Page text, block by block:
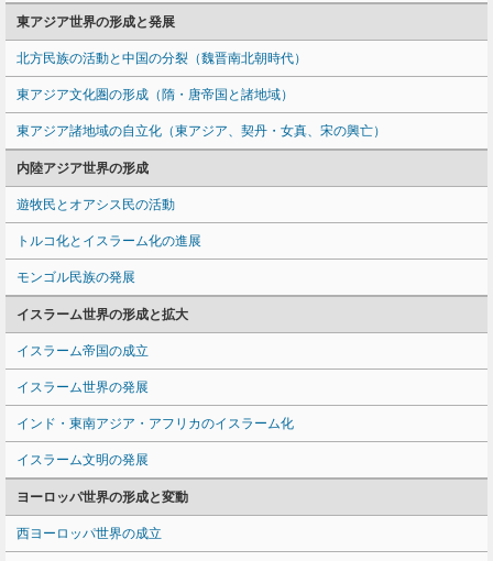
東アジア世界の形成と発展
北方民族の活動と中国の分裂（魏晋南北朝時代）
東アジア文化圏の形成（隋・唐帝国と諸地域）
東アジア諸地域の自立化（東アジア、契丹・女真、宋の興亡）
内陸アジア世界の形成
遊牧民とオアシス民の活動
トルコ化とイスラーム化の進展
モンゴル民族の発展
イスラーム世界の形成と拡大
イスラーム帝国の成立
イスラーム世界の発展
インド・東南アジア・アフリカのイスラーム化
イスラーム文明の発展
ヨーロッパ世界の形成と変動
西ヨーロッパ世界の成立